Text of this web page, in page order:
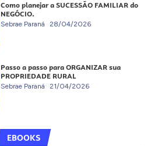
Como planejar a SUCESSÃO FAMILIAR do
NEGÓCIO.
Sebrae Paraná 28/04/2026
Passo a passo para ORGANIZAR sua
PROPRIEDADE RURAL
Sebrae Paraná 21/04/2026
EBOOKS